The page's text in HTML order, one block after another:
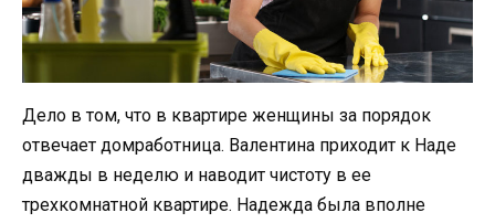
Дело в том, что в квартире женщины за порядок
отвечает домработница. Валентина приходит к Наде
дважды в неделю и наводит чистоту в ее
трехкомнатной квартире. Надежда была вполне